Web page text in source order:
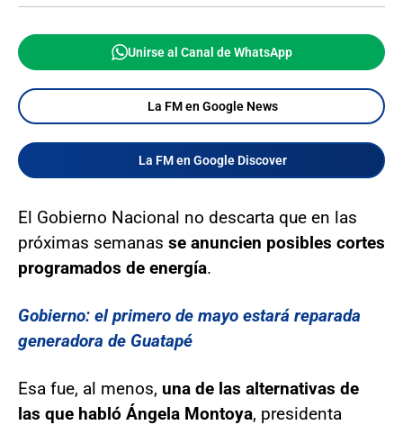
Unirse al Canal de WhatsApp
La FM en Google News
La FM en Google Discover
El Gobierno Nacional no descarta que en las
próximas semanas se anuncien posibles cortes
programados de energía.
Gobierno: el primero de mayo estará reparada
generadora de Guatapé
Esa fue, al menos, una de las alternativas de
las que habló Ángela Montoya, presidenta